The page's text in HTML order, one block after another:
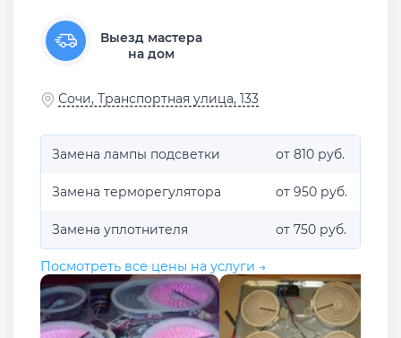
Выезд мастера
на дом
Сочи, Транспортная улица, 133
Замена лампы подсветки от 810 руб.
Замена терморегулятора от 950 руб.
Замена уплотнителя от 750 руб.
Посмотреть все цены на услуги →